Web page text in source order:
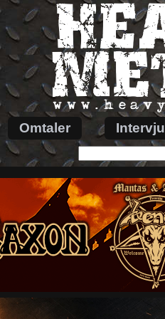
Omtaler
etter: